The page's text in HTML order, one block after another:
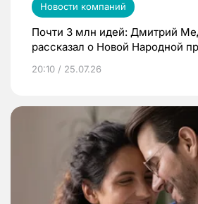
Новости компаний
Почти 3 млн идей: Дмитрий
рассказал о Новой Народной
20:10 / 25.07.26